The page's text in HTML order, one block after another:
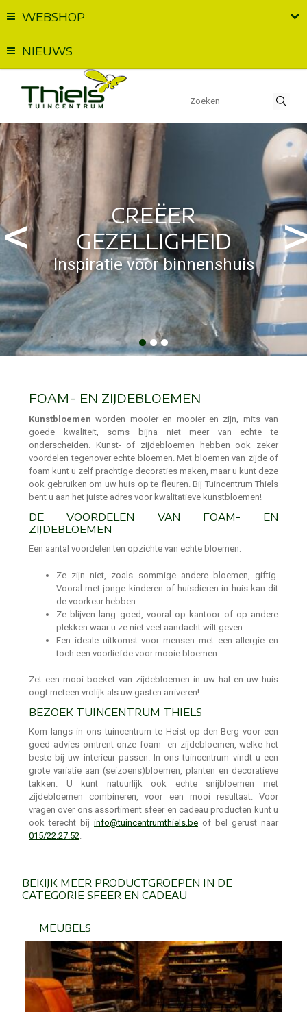
WEBSHOP
NIEUWS
CREËER
GEZELLIGHEID
Inspiratie voor binnenshuis
FOAM- EN ZIJDEBLOEMEN
Kunstbloemenworden mooier en mooier en zijn, mits van
goede kwaliteit, soms bijna niet meer van echte te
onderscheiden. Kunst- of zijdebloemen hebben ook zeker
voordelen tegenover echte bloemen. Met bloemen van zijde of
foam kunt u zelf prachtige decoraties maken, maar u kunt deze
ook gebruiken om uw huis op te fleuren. Bij Tuincentrum Thiels
bent u aan het juiste adres voor kwalitatieve kunstbloemen!
DE VOORDELEN VAN FOAM- EN
ZIJDEBLOEMEN
Een aantal voordelen ten opzichte van echte bloemen:
Ze zijn niet, zoals sommige andere bloemen, giftig.
Vooral met jonge kinderen of huisdieren in huis kan dit
de voorkeur hebben.
Ze blijven lang goed, vooral op kantoor of op andere
plekken waar u ze niet veel aandacht wilt geven.
Een ideale uitkomst voor mensen met een allergie en
toch een voorliefde voor mooie bloemen.
Zet een mooi boeket van zijdebloemen in uw hal en uw huis
oogt meteen vrolijk als uw gasten arriveren!
BEZOEK TUINCENTRUM THIELS
Kom langs in ons tuincentrum te Heist-op-den-Berg voor een
goed advies omtrent onze foam- en zijdebloemen, welke het
beste bij uw interieur passen. In ons tuincentrum vindt u een
grote variatie aan (seizoens)bloemen, planten en decoratieve
takken.
U kunt natuurlijk ook echte snijbloemen met
zijdebloemen combineren, voor een mooi resultaat. Voor
vragen over ons assortiment sfeer en cadeau producten kunt u
ook terecht bij info@tuincentrumthiels.be of bel gerust naar
015/22.27.52.
BEKIJK MEER PRODUCTGROEPEN IN DE
CATEGORIE SFEER EN CADEAU
MEUBELS